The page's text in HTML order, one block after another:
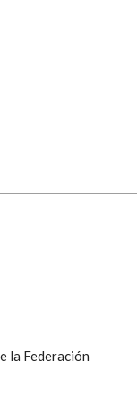
la Federación